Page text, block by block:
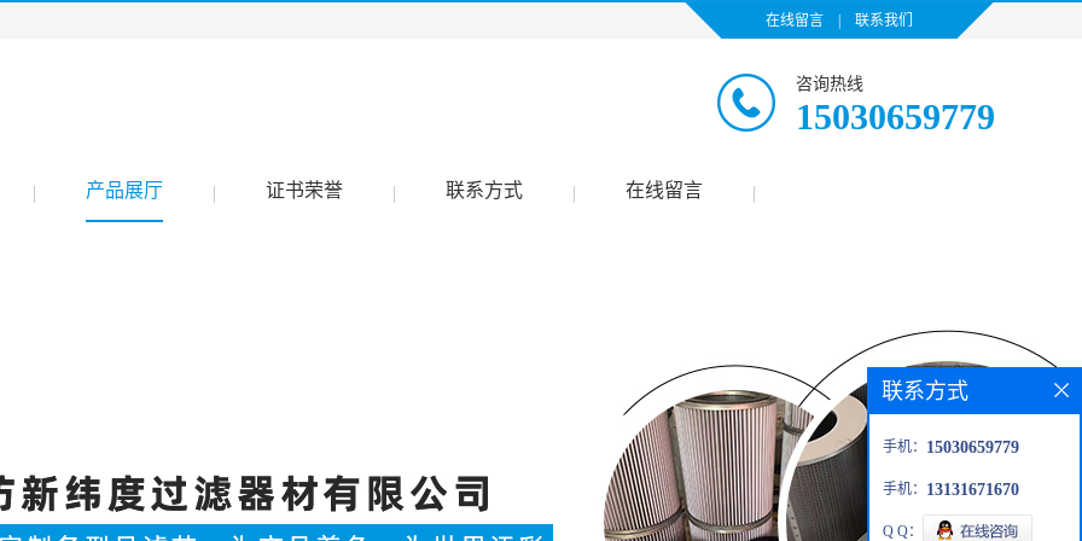
在线留言 联系我们
咨询热线
15030659779
产品展厅 证书荣誉 联系方式 在线留言
联系方式
手机： 15030659779
手机： 13131671670
Q Q：